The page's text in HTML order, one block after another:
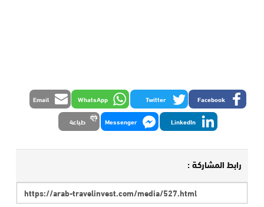
Facebook
Twitter
WhatsApp
Email
LinkedIn
Messenger طباعة
رابط المشاركة :